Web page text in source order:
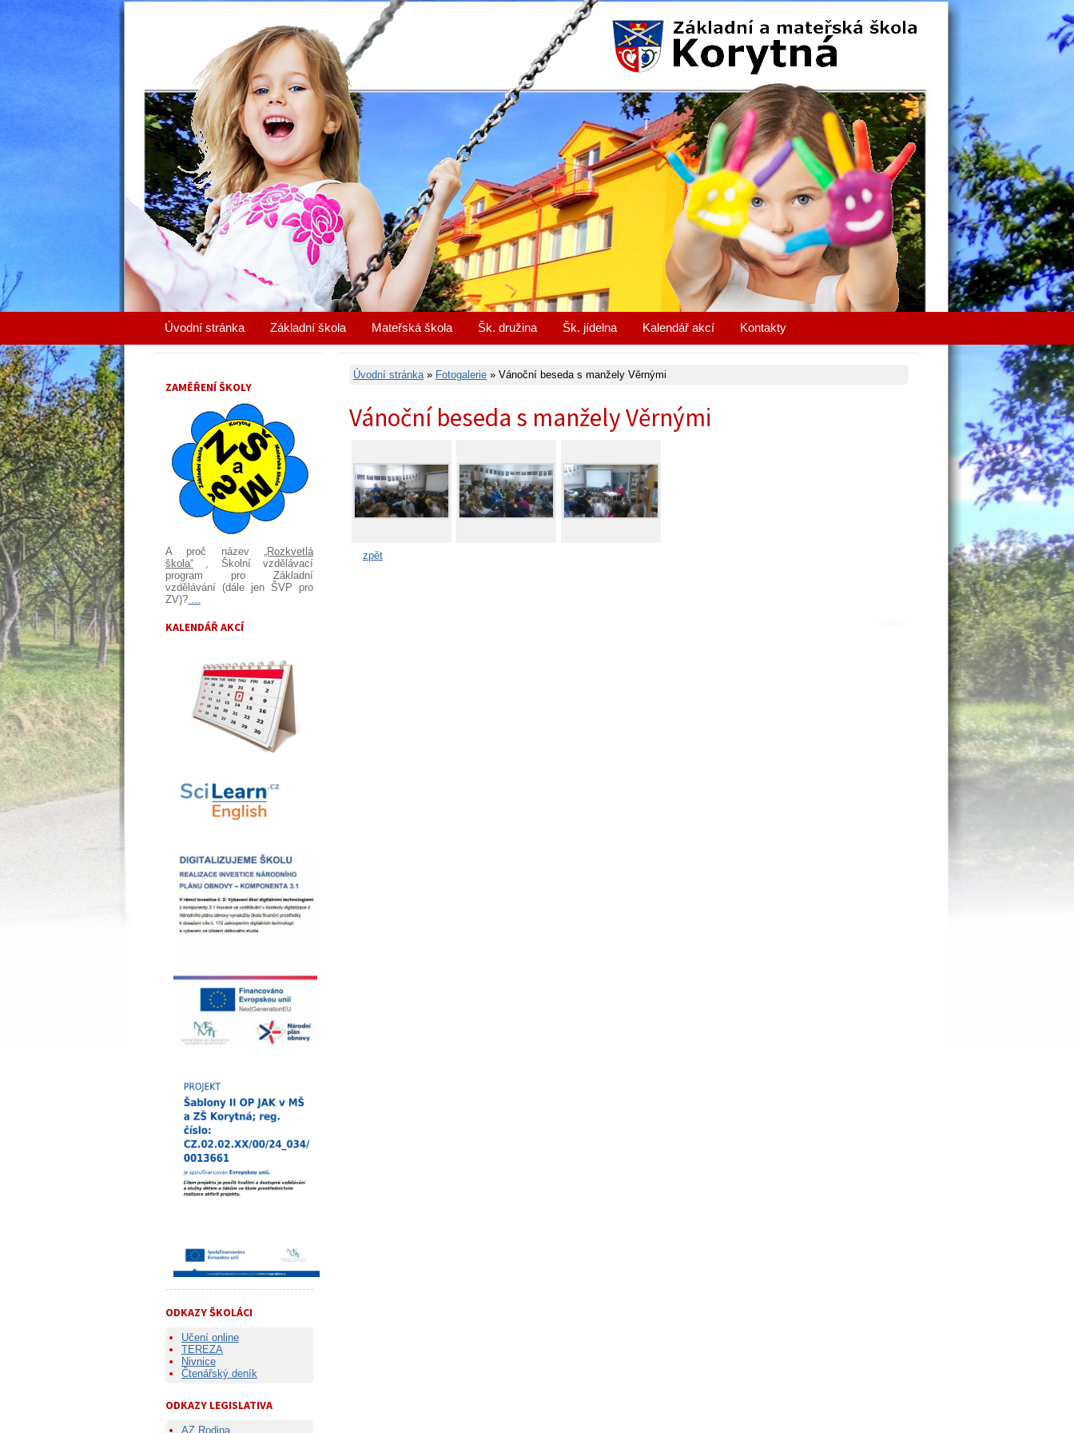
Úvodní stránka Základní škola Mateřská škola Šk. družina Šk. jídelna Kalendář akcí Kontakty
Úvodní stránka» Fotogalerie » Vánoční beseda s manžely Věrnými
Vánoční beseda s manžely Věrnými
zpět
ZAMĚŘENÍ ŠKOLY
A proč název
„Rozkvetlá
škola“ , Školní vzdělávací
program pro Základní
vzdělávání (dále jen ŠVP pro
ZV)?
KALENDÁŘ AKCÍ
ODKAZY ŠKOLÁCI
Učení online
TEREZA
Nivnice
Čtenářský deník
ODKAZY LEGISLATIVA
AZ Rodina